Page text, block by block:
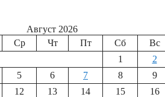
Август 2026
Ср Чт Пт Сб
Вс
1
2
5 6 7 8
9
12 13 14 15
16